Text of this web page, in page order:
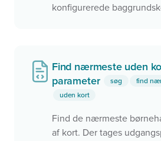
konfigurerede
Find nærmeste uden
parameter
søg find
uden kort
Find de nærmeste
af kort. Der tages